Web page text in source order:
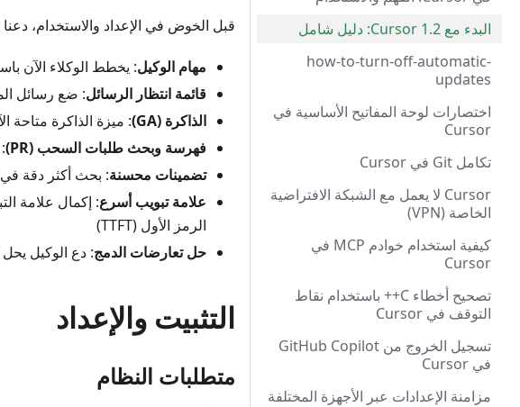
البدء مع Cursor 1.2: دليل شامل
how-to-turn-off-automatic-
updates
اختصارات لوحة المفاتيح الأساسية في
Cursor
تكامل Git في Cursor
Cursor لا يعمل مع الشبكة الافتراضية
الخاصة (VPN)
كيفية استخدام خوادم MCP في
Cursor
تصحيح أخطاء C++ باستخدام نقاط
التوقف في Cursor
تسجيل الخروج من GitHub Copilot
في Cursor
مزامنة الإعدادات عبر الأجهزة المختلفة
قبل الخوض في الإعداد والاستخدام،
مهام الوكيل: يخطط الوكلاء الآن
قائمة انتظار الرسائل: ضع رسائل
الذاكرة (GA)
: ميزة الذاكرة
فهرسة وبحث طلبات السحب (PR)
تضمينات محسنة: بحث أكثر دقة في
علامة تبويب أسرع
الرمز الأول (TTFT)
حل تعارضات الدمج: دع الوكيل
التثبيت والإعداد
متطلبات النظام